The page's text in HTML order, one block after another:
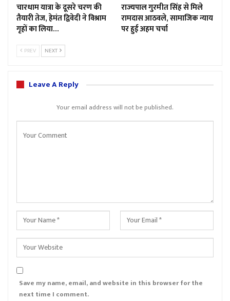
चारधाम यात्रा के दूसरे चरण की
तैयारी तेज, हेमंत द्विवेदी ने विश्राम
गृहों का लिया…
राज्यपाल गुरमीत सिंह से मिले
रामदास आठवले, सामाजिक न्याय
पर हुई अहम चर्चा
PREV NEXT
Leave A Reply
Your email address will not be published.
Save my name, email, and website in this browser for the
next time I comment.